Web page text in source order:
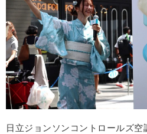
日立ジョンソンコントロールズ